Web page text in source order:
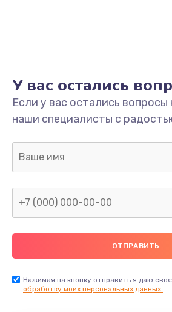
Переполнен
300 руб.
Заказать
Не видит
550 руб.
Заказать
У вас остались
Если у вас остались
наши специалисты с
Нажимая на кнопку отправить я даю свое
обработку моих персональных данных.